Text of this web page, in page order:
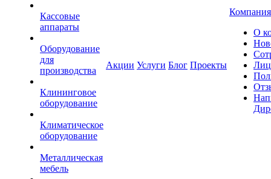
Кассовые
аппараты
Оборудование
для
производства
Клининговое
оборудование
Климатическое
оборудование
Металлическая
мебель
Акции Услуги Блог Проекты
Компания
О